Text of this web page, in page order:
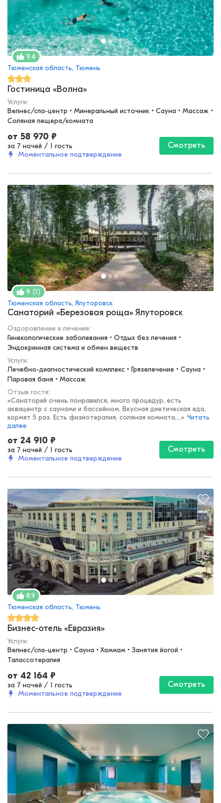
9.4
Тюменская область, Тюмень
Гостиница «Волна»
Услуги:
Велнес/спа-центр • Минеральный источник • Сауна • Массаж •
Соляная пещера/комната
от 58 970 ₽
за 7 ночей / 1 гость
Моментальное подтверждение
Смотреть
9 (2)
Тюменская область, Ялуторовск
Санаторий «Березовая роща» Ялуторовск
Оздоровление и лечение:
Гинекологические заболевания • Отдых без лечения •
Эндокринная система и обмен веществ
Услуги:
Лечебно-диагностический комплекс • Грязелечение • Сауна •
Паровая баня • Массаж
Отзыв гостя:
«Санаторий очень понравился, много процедур, есть
аквацентр с саунами и бассейном. Вкусная диетическая еда,
кормят 5 раз. Есть физиотерапия, соляная комната,...» Читать
далее
от 24 910 ₽
за 7 ночей / 1 гость
Моментальное подтверждение
Смотреть
8.9
Тюменская область, Тюмень
Бизнес-отель «Евразия»
Услуги:
Велнес/спа-центр • Сауна • Хаммам • Занятия йогой •
Талассотерапия
от 42 164 ₽
за 7 ночей / 1 гость
Моментальное подтверждение
Смотреть